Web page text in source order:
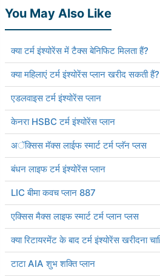
You May Also Like
क्या टर्म इंश्योरेंस में टैक्स बेनिफिट मिलता हैं?
क्या महिलाएं टर्म इंश्योरेंस प्लान खरीद सकती हैं?
एडलवाइस टर्म इंश्योरेंस प्लान
केनरा HSBC टर्म इंश्योरेंस प्लान
अॅक्सिस मॅक्स लाईफ स्मार्ट टर्म प्लॅन प्लस